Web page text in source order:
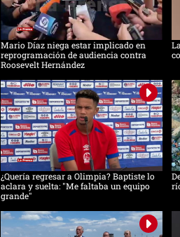
Mario Díaz niega estar implicado en
reprogramación de audiencia contra
Roosevelt Hernández
¿Quería regresar a Olimpia? Baptiste lo
aclara y suelta: "Me faltaba un equipo
grande"